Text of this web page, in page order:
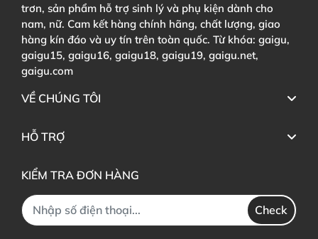
trơn, sản phẩm hỗ trợ sinh lý và phụ kiện dành cho
nam, nữ. Cam kết hàng chính hãng, chất lượng, giao
hàng kín đáo và uy tín trên toàn quốc. Từ khóa: gaigu,
gaigu15, gaigu16, gaigu18, gaigu19, gaigu.net,
gaigu.com
VỀ CHÚNG TÔI
HỖ TRỢ
KIỂM TRA ĐƠN HÀNG
Check